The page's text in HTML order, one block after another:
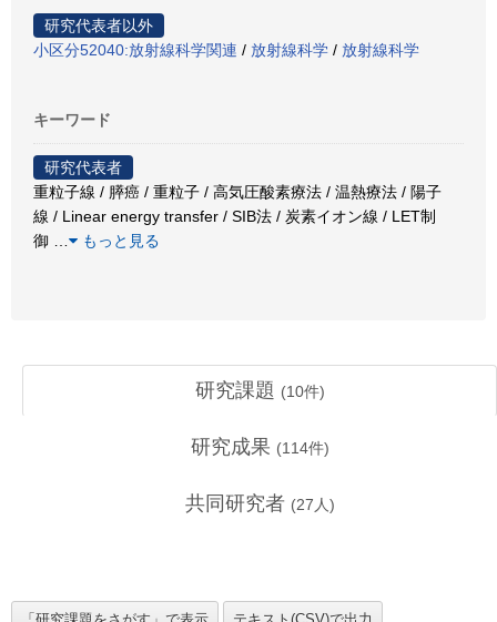
研究代表者以外
小区分52040:放射線科学関連 / 放射線科学 / 放射線科学
キーワード
研究代表者
重粒子線 / 膵癌 / 重粒子 / 高気圧酸素療法 / 温熱療法 / 陽子
線 / Linear energy transfer / SIB法 / 炭素イオン線 / LET制
御
もっと見る
研究課題 (10件)
研究成果 (114件)
共同研究者 (27 人)